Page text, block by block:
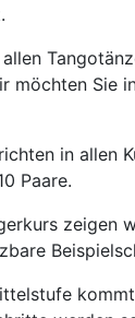
möchten Sie
in allen
Paare.
zeigen